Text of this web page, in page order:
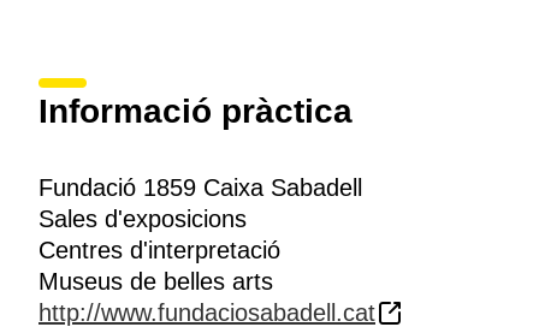
Informació pràctica
Fundació 1859 Caixa Sabadell
Sales d'exposicions
Centres d'interpretació
Museus de belles arts
http://www.fundaciosabadell.cat